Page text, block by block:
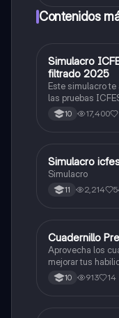
Contenidos
ICFES:
Simulacro
filtrado 2025
Este simulacro te
las pruebas
500/500. Y
quieras, estudiar
10 17,400
ICFES: Lectura
Simulacro
Simulacro
11 2,214
ICFES: Inglés
Cuadernillo
Aprovecha los
mejorar tus
Prueba Saber 11. 🫡
10 913 14